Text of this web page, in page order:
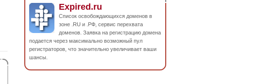
Expired.ru
Список освобождающихся доменов в
зоне .RU и .РФ, сервис перехвата
доменов. Заявка на регистрацию домена
подается через максимально возможный пул
регистраторов, что значительно увеличивает ваши
шансы.